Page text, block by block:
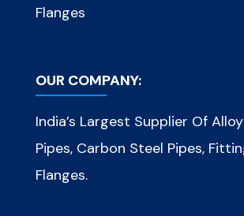
Flanges
OUR COMPANY:
India’s Largest Supplier Of
Pipes, Carbon Steel Pipes,
Flanges.